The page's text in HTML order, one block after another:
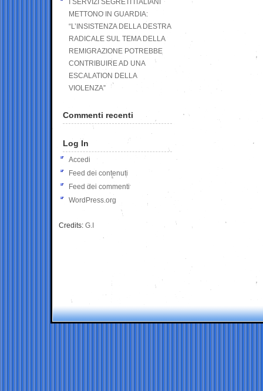
I SERVIZI SEGRETI ITALIANI
METTONO IN GUARDIA:
“L’INSISTENZA DELLA DESTRA
RADICALE SUL TEMA DELLA
REMIGRAZIONE POTREBBE
CONTRIBUIRE AD UNA
ESCALATION DELLA
VIOLENZA”
Commenti recenti
Log In
Accedi
Feed dei contenuti
Feed dei commenti
WordPress.org
Credits: G.I